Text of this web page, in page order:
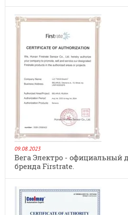
09.08.2023
Вега Электро - официальный
бренда Firstrate.